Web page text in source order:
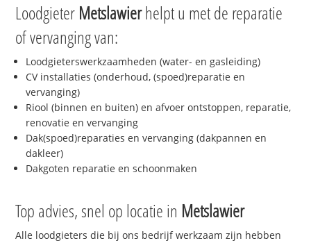
Loodgieter Metslawierhelpt u met de reparatie
of vervanging van:
Loodgieterswerkzaamheden (water- en gasleiding)
CV installaties (onderhoud, (spoed)reparatie en
vervanging)
Riool (binnen en buiten) en afvoer ontstoppen, reparatie,
renovatie en vervanging
Dak(spoed)reparaties en vervanging (dakpannen en
dakleer)
Dakgoten reparatie en schoonmaken
Top advies, snel op locatie in Metslawier
Alle loodgieters die bij ons bedrijf werkzaam zijn hebben